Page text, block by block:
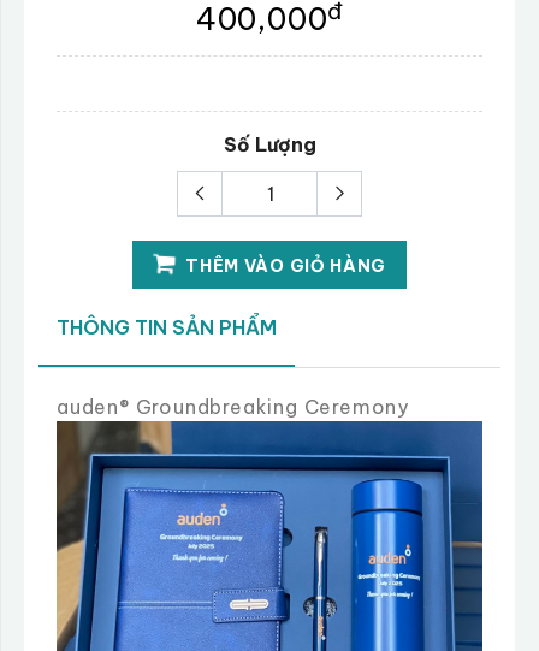
400,000đ
Số Lượng
THÊM VÀO GIỎ HÀNG
THÔNG TIN SẢN PHẨM
auden® Groundbreaking Ceremony